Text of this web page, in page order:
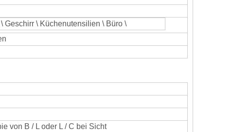
Geschirr \ Küchenutensilien \ Büro \
von B / L oder L / C bei Sicht